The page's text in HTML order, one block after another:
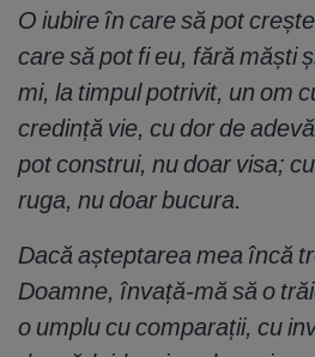
O iubire în care să pot
care să pot fi eu, fără măști
mi, la timpul potrivit, un om
credință vie, cu dor de
pot construi, nu doar visa;
ruga, nu doar bucura.
Dacă așteptarea mea încă
Doamne, învață-mă să o
o umplu cu comparații, cu